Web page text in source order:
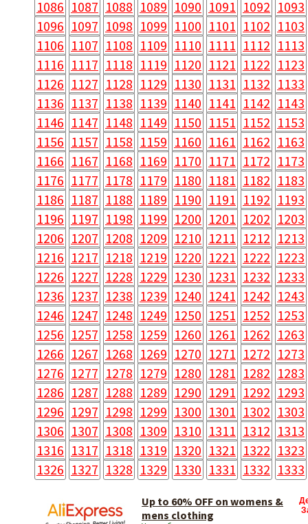
1086 1087 1088 1089 1090 1091 1092 1093
1096 1097 1098 1099 1100 1101 1102 1103
1106 1107 1108 1109 1110 1111 1112 1113
1116 1117 1118 1119 1120 1121 1122 1123
1126 1127 1128 1129 1130 1131 1132 1133
1136 1137 1138 1139 1140 1141 1142 1143
1146 1147 1148 1149 1150 1151 1152 1153
1156 1157 1158 1159 1160 1161 1162 1163
1166 1167 1168 1169 1170 1171 1172 1173
1176 1177 1178 1179 1180 1181 1182 1183
1186 1187 1188 1189 1190 1191 1192 1193
1196 1197 1198 1199 1200 1201 1202 1203
1206 1207 1208 1209 1210 1211 1212 1213
1216 1217 1218 1219 1220 1221 1222 1223
1226 1227 1228 1229 1230 1231 1232 1233
1236 1237 1238 1239 1240 1241 1242 1243
1246 1247 1248 1249 1250 1251 1252 1253
1256 1257 1258 1259 1260 1261 1262 1263
1266 1267 1268 1269 1270 1271 1272 1273
1276 1277 1278 1279 1280 1281 1282 1283
1286 1287 1288 1289 1290 1291 1292 1293
1296 1297 1298 1299 1300 1301 1302 1303
1306 1307 1308 1309 1310 1311 1312 1313
1316 1317 1318 1319 1320 1321 1322 1323
1326 1327 1328 1329 1330 1331 1332 1333
Up to 60% OFF on womens &
mens clothing